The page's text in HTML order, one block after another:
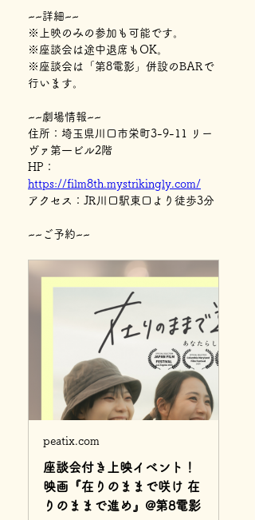
~~詳細~~
※上映のみの参加も可能です。
※座談会は途中退席もOK。
※座談会は「第8電影」併設のBARで
行います。
~~劇場情報~~
住所：埼玉県川口市栄町3-9-11 リー
ヴァ第一ビル2階
HP：
https://film8th.mystrikingly.com/
アクセス：JR川口駅東口より徒歩3分
~~ご予約~~
peatix.com
座談会付き上映イベント！
映画『在りのままで咲け 在
りのままで進め』@第8電影